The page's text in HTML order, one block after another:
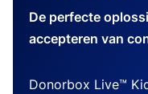
De perfecte
accepteren van
Donorbox Live™